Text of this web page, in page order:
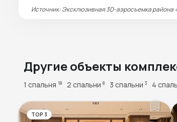
Источник: Эксклюзивная 3D-аэросъемка района
Другие объекты
1 спальня 18 2 спальни 8 3 спальни 3 4
TOP 3